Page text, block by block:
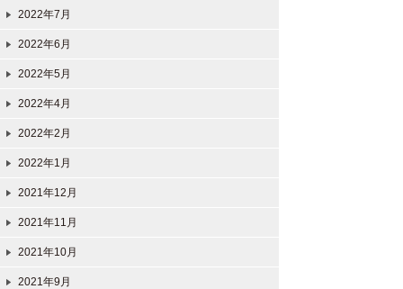
2022年7月
2022年6月
2022年5月
2022年4月
2022年2月
2022年1月
2021年12月
2021年11月
2021年10月
2021年9月